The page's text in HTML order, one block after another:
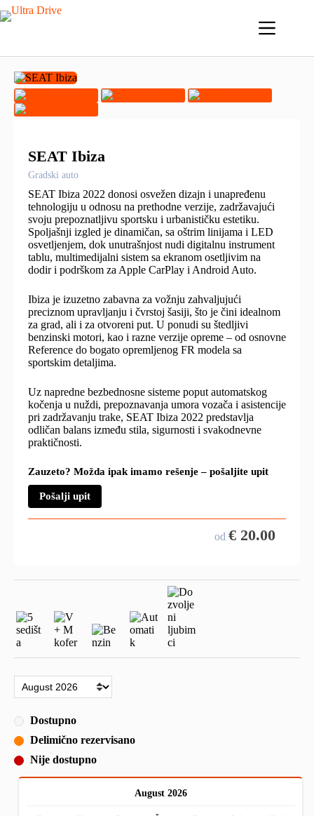
Skip
to
SEAT Ibiza
Gradski auto
SEAT Ibiza 2022 donosi osvežen dizajn i unapređenu
tehnologiju u odnosu na prethodne verzije, zadržavajući
svoju prepoznatljivu sportsku i urbanističku estetiku.
Spoljašnji izgled je dinamičan, sa oštrim linijama i LED
osvetljenjem, dok unutrašnjost nudi digitalnu instrument
tablu, multimedijalni sistem sa ekranom osetljivim na
dodir i podrškom za Apple CarPlay i Android Auto.
Ibiza je izuzetno zabavna za vožnju zahvaljujući
preciznom upravljanju i čvrstoj šasiji, što je čini idealnom
za grad, ali i za otvoreni put. U ponudi su štedljivi
benzinski motori, kao i razne verzije opreme – od osnovne
Reference do bogato opremljenog FR modela sa
sportskim detaljima.
Uz napredne bezbednosne sisteme poput automatskog
kočenja u nuždi, prepoznavanja umora vozača i asistencije
pri zadržavanju trake, SEAT Ibiza 2022 predstavlja
odličan balans između stila, sigurnosti i svakodnevne
praktičnosti.
Zauzeto? Možda ipak imamo rešenje – pošaljite upit
Pošalji upit
od € 20.00
Dostupno
Delimično rezervisano
Nije dostupno
August 2026